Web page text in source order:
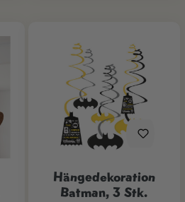
Hängedekoration
Batman, 3 Stk.